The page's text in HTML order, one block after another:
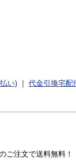
い) 代金引換宅配
ご注文で送料無料！